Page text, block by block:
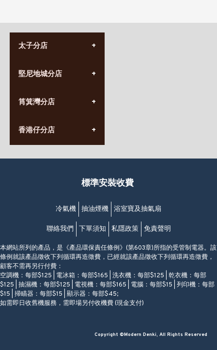
太子分店
營業時間:
九龍太子太子道西141號
堅尼地城分店
營業時間:
香港堅尼地城卑路乍街
(堅尼地城地鐵站B出口)
筲箕灣分店
營業時間:
(10:00am-20:30pm)
香港仔分店
營業時間:
香港香港仔成都道20-28號
(黃竹坑地鐵站轉4M專線小巴)
標準安裝收費
冷氣機 抽油煙機 浴室寶及抽氣扇
聯絡我們 下單須知 私隱政策 免責聲明
本網站所列的產品，是《產品環保責任條例》(第603章)所指的受管制電器。該
條例就該產品徵收下列循環再造徵費，已經就該產品徵收下列循環再造徵費，
顧客不需再另行付費：
空調機：每部$125 | 電冰箱：每部$165 | 洗衣機：每部$125 | 乾衣機：每部
$125 | 抽濕機：每部$125 | 電視機：每部$165 | 電腦：每部$15 | 列印機：每部
$15 | 掃瞄器：每部$15 | 顯示器：每部$45;
如需即日收舊機服務，需即場另付收機費 (現金支付)
Copyright ©Modern Denki, All Rights Reserved